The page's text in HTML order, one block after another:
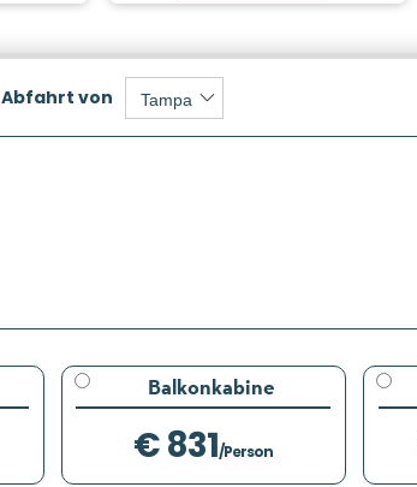
Abfahrt von
Balkonkabine
€ 831/Person